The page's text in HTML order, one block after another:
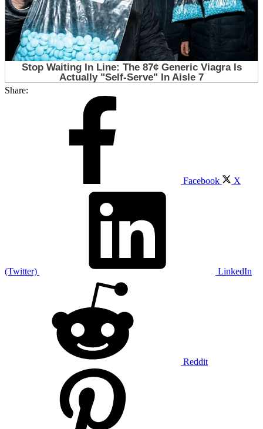
Share:
Facebook X
(Twitter) LinkedIn
Reddit